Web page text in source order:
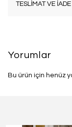
TESLİMAT VE İADE
Yorumlar
Bu ürün için henüz